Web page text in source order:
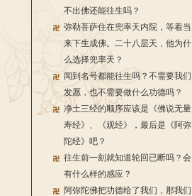
不出佛还能往生吗？
弥勒菩萨住在兜率天内院，等着当
来下生成佛。二十八层天，他为什
么选择兜率天？
闻到名号都能往生吗？不需要我们
发愿，也不需要做什么功德吗？
净土三经的顺序应该是《佛说无量
寿经》、《观经》，最后是《阿弥
陀经》吧？
往生前一刻就知道轮回已断吗？会
有什么样的感应？
阿弥陀佛把功德给了我们，那我们